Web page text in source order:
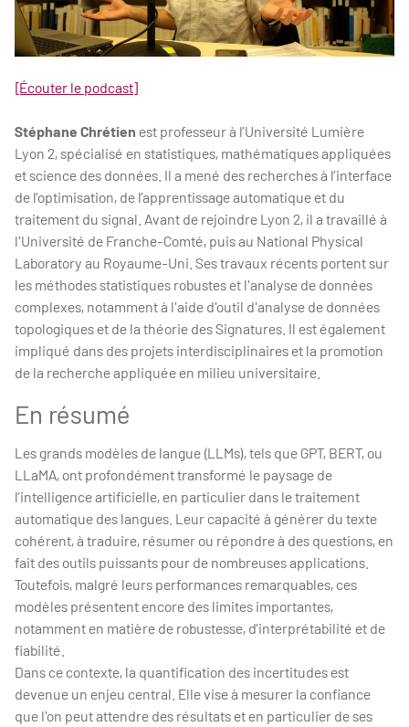
[Écouter le podcast]
Stéphane Chrétien est professeur à l’Université Lumière
Lyon 2, spécialisé en statistiques, mathématiques appliquées
et science des données. Il a mené des recherches à l’interface
de l’optimisation, de l’apprentissage automatique et du
traitement du signal. Avant de rejoindre Lyon 2, il a travaillé à
l'Université de Franche-Comté, puis au National Physical
Laboratory au Royaume-Uni. Ses travaux récents portent sur
les méthodes statistiques robustes et l'analyse de données
complexes, notamment à l'aide d'outil d'analyse de données
topologiques et de la théorie des Signatures. Il est également
impliqué dans des projets interdisciplinaires et la promotion
de la recherche appliquée en milieu universitaire.
En résumé
Les grands modèles de langue (LLMs), tels que GPT, BERT, ou
LLaMA, ont profondément transformé le paysage de
l’intelligence artificielle, en particulier dans le traitement
automatique des langues. Leur capacité à générer du texte
cohérent, à traduire, résumer ou répondre à des questions, en
fait des outils puissants pour de nombreuses applications.
Toutefois, malgré leurs performances remarquables, ces
modèles présentent encore des limites importantes,
notamment en matière de robustesse, d’interprétabilité et de
fiabilité.
Dans ce contexte, la quantification des incertitudes est
devenue un enjeu central. Elle vise à mesurer la confiance
que l'on peut attendre des résultats et en particulier de ses